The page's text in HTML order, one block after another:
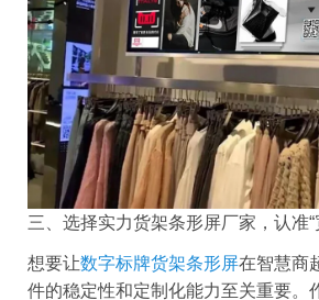
三、选择实力货架条形屏厂家，认准“
想要让数字标牌货架条形屏在智慧商
件的稳定性和定制化能力至关重要。